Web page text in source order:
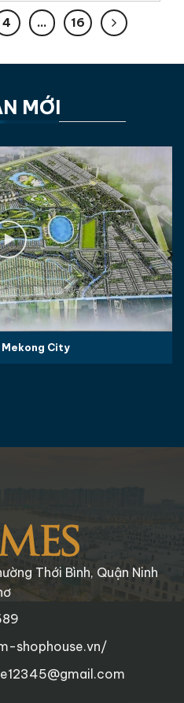
4 … 16
MỚI
City
Thới Bình, Quận Ninh
shophouse.vn/